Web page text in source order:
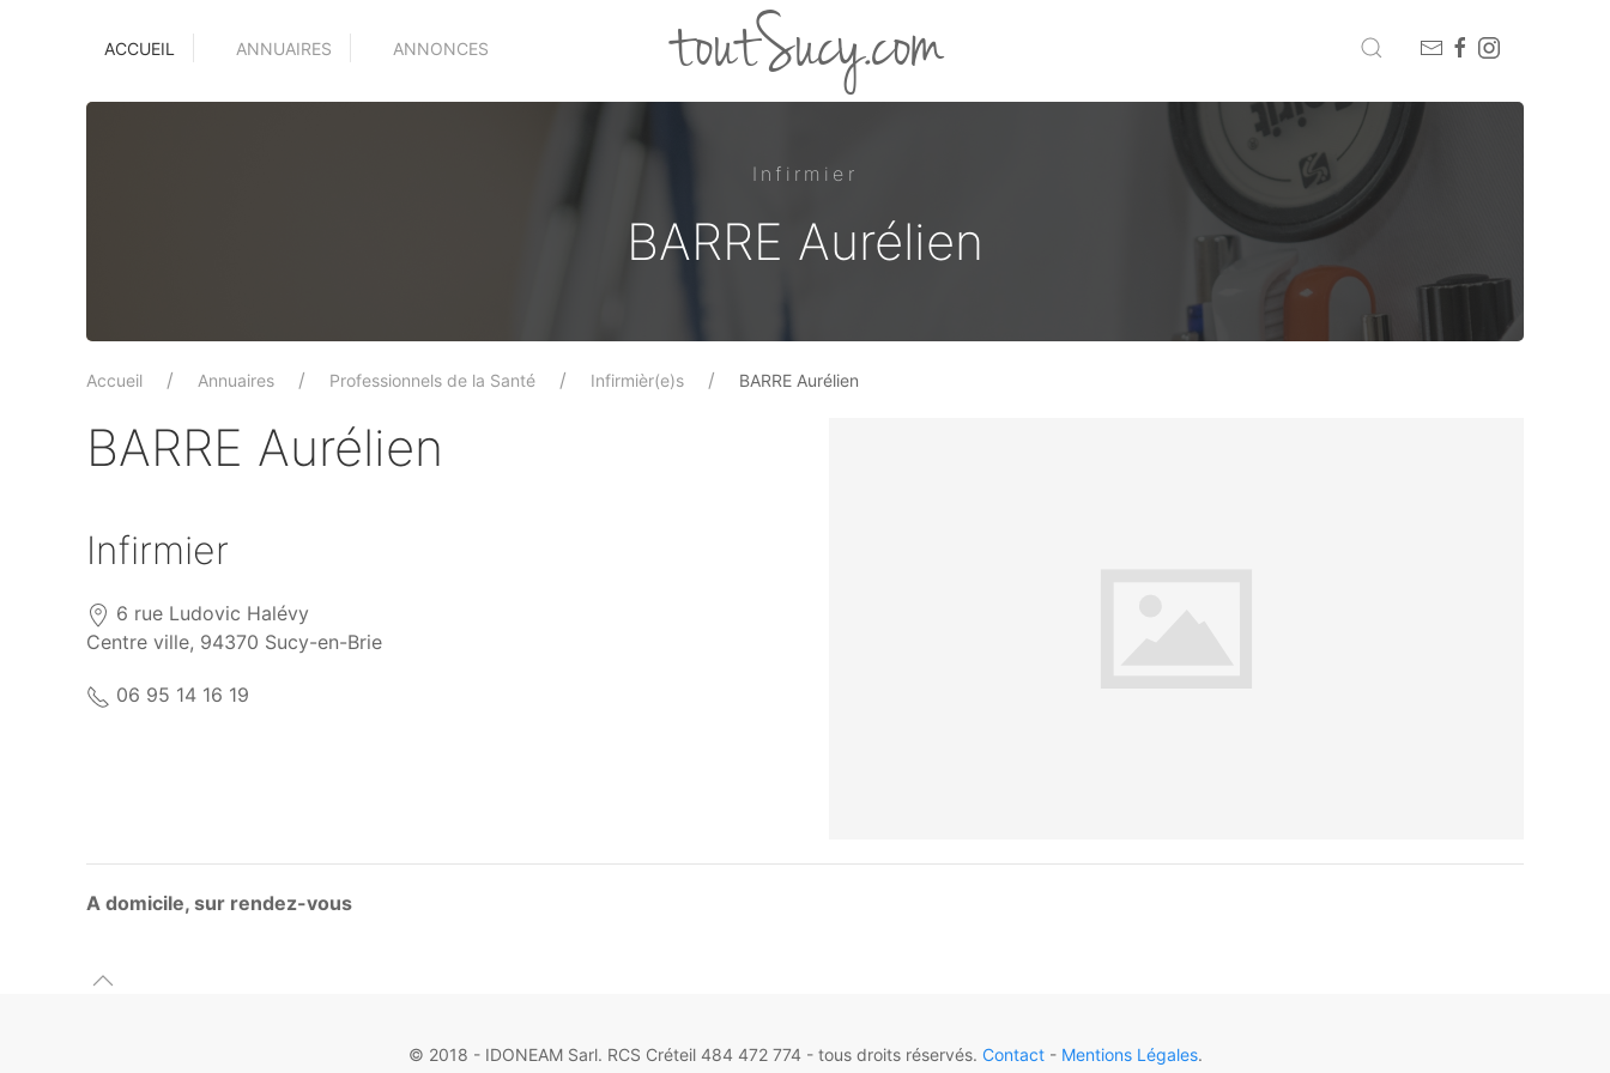
ACCUEIL ANNUAIRES ANNONCES toutSucy.com
Infirmier
BARRE Aurélien
Accueil Annuaires Professionnels de la Santé Infirmièr(e)s BARRE Aurélien
BARRE Aurélien
Infirmier
6 rue Ludovic Halévy
Centre ville, 94370 Sucy-en-Brie
06 95 14 16 19
A domicile, sur rendez-vous
© 2018 - IDONEAM Sarl. RCS Créteil 484 472 774 - tous droits réservés. Contact- Mentions Légales.